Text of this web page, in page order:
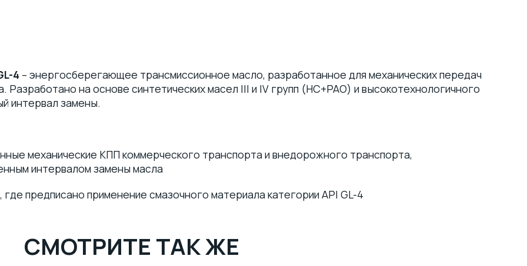
4 – энергосберегающее трансмиссионное масло, разработанное для механических передач
на основе синтетических масел III и IV групп (HC+PAO) и высокотехнологичного
интервал замены.
механические КПП коммерческого транспорта и внедорожного транспорта,
интервалом замены масла
предписано применение смазочного материала категории API GL-4
СМОТРИТЕ ТАК ЖЕ